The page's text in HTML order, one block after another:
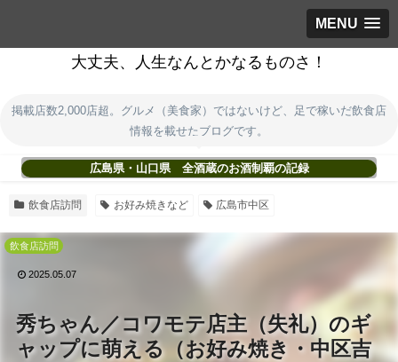
MENU
大丈夫、人生なんとかなるものさ！
掲載店数2,000店超。グルメ（美食家）ではないけど、足で稼いだ飲食店
情報を載せたブログです。
広島県・山口県 全酒蔵のお酒制覇の記録
飲食店訪問 お好み焼きなど 広島市中区
秀ちゃん／コワモテ店主（失礼）のギ
ャップに萌える（お好み焼き・中区吉
飲食店訪問
2025.05.07